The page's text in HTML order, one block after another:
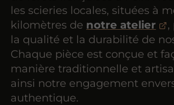
les scieries locales, situées à
kilomètres de notre atelier
,
la qualité et la durabilité de
Chaque pièce est conçue et
manière traditionnelle et
ainsi notre engagement
authentique.